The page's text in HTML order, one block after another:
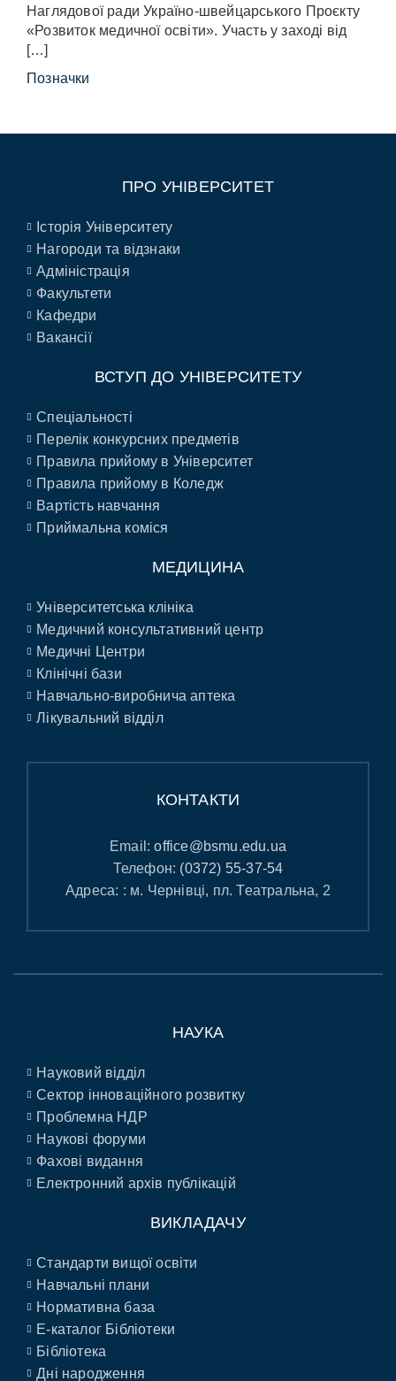
Наглядової ради Україно-швейцарського Проєкту
«Розвиток медичної освіти». Участь у заході від
[…]
Позначки
ПРО УНІВЕРСИТЕТ
Історія Університету
Нагороди та відзнаки
Адміністрація
Факультети
Кафедри
Вакансії
ВСТУП ДО УНІВЕРСИТЕТУ
Спеціальності
Перелік конкурсних предметів
Правила прийому в Університет
Правила прийому в Коледж
Вартість навчання
Приймальна коміся
МЕДИЦИНА
Університетська клініка
Медичний консультативний центр
Медичні Центри
Клінічні бази
Навчально-виробнича аптека
Лікувальний відділ
КОНТАКТИ
Email:office@bsmu.edu.ua
Телефон: (0372) 55-37-54
Адреса: : м. Чернівці, пл. Театральна, 2
НАУКА
Науковий відділ
Сектор інноваційного розвитку
Проблемна НДР
Наукові форуми
Фахові видання
Електронний архів публікацій
ВИКЛАДАЧУ
Стандарти вищої освіти
Навчальні плани
Нормативна база
E-каталог Бібліотеки
Бібліотека
Дні народження